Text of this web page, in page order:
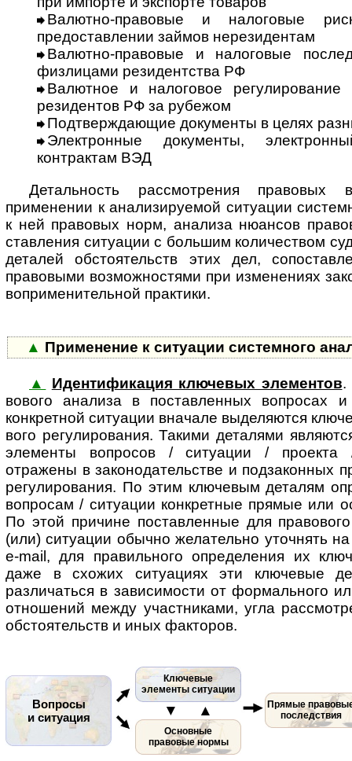
Валютно-правовые и налоговые
предоставлении займов нерезидентам
Валютно-правовые и налоговые
физлицами резидентства РФ
Валютное и налоговое
резидентов РФ за рубежом
Подтверждающие документы в целях
Электронные документы,
контрактам ВЭД
Детальность рассмотрения правовых
применении к анализируемой ситуации
к ней правовых норм, анализа нюансов
став­ле­ния ситуации с большим количеством
деталей обстоятельств этих дел,
правовыми возможностями при изменениях
во­при­ме­ни­тель­ной практики.
▲ Применение к ситуации системного
▲ Идентификация ключевых элементов.
во­во­го ана­ли­за в поставленных во­п­ро­сах
конкретной ситуации вначале выделяются
во­го регулирования. Такими деталями
элементы вопросов / ситуации / проекта
отражены в законодательстве и подзаконных
регулирования. По этим ключевым деталям
вопросам / ситуации конкретные прямые или
По этой причине поставленные для
(или) ситуации обычно желательно уточнять
e-mail, для правильного определения их
даже в схожих ситуациях эти ключевые
различаться в зависимости от формального
отношений между участниками, угла
обстоятельств и иных факторов.
Вопросы
и ситуация
Ключевые
элементы ситуации
▼ ▲
Основные
правовые нормы
Прямые
последствия